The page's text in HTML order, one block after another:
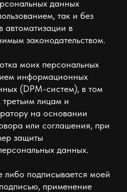
данных
так и без
автоматизации в
законодательством.
моих персональных
информационных
(DPM-систем), в том
лицам и
на основании
или соглашения, при
защиты
данных.
либо подписывается моей
применение